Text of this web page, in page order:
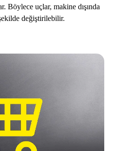
Böylece uçlar, makine dışında
değiştirilebilir.